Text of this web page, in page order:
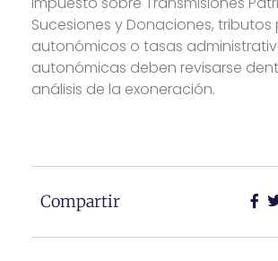
Sucesiones y Donaciones, tributos
autonómicos o tasas
autonómicas deben revisarse
análisis de la exoneración.
Compartir